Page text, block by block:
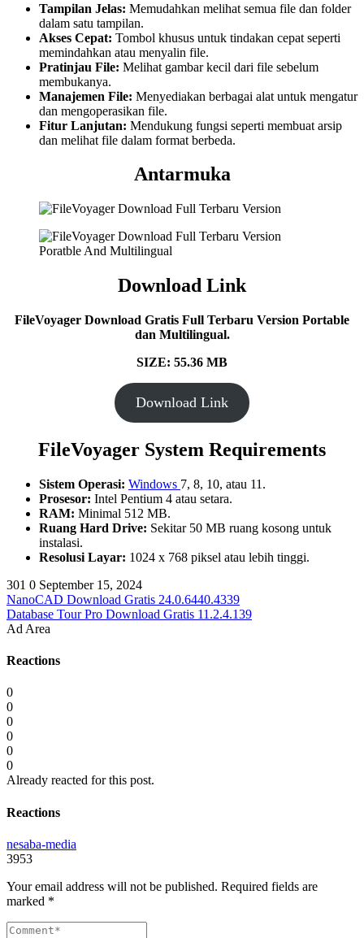
Tampilan Jelas: Memudahkan melihat semua file dan folder
dalam satu tampilan.
Akses Cepat: Tombol khusus untuk tindakan cepat seperti
memindahkan atau menyalin file.
Pratinjau File: Melihat gambar kecil dari file sebelum
membukanya.
Manajemen File: Menyediakan berbagai alat untuk mengatur
dan mengoperasikan file.
Fitur Lanjutan: Mendukung fungsi seperti membuat arsip
dan melihat file dalam format berbeda.
Antarmuka
Download Link
FileVoyager Download Gratis Full Terbaru Version Portable
dan Multilingual.
SIZE: 55.36 MB
Download Link
FileVoyager System Requirements
Sistem Operasi: Windows 7, 8, 10, atau 11.
Prosesor: Intel Pentium 4 atau setara.
RAM: Minimal 512 MB.
Ruang Hard Drive: Sekitar 50 MB ruang kosong untuk
instalasi.
Resolusi Layar: 1024 x 768 piksel atau lebih tinggi.
301 0 September 15, 2024
NanoCAD Download Gratis 24.0.6440.4339
Database Tour Pro Download Gratis 11.2.4.139
Ad Area
Reactions
0
0
0
0
0
0
Already reacted for this post.
Reactions
nesaba-media
3953
Your email address will not be published. Required fields are
marked *